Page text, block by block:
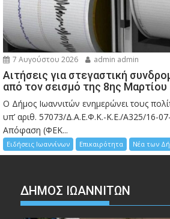
7 Αυγούστου 2026 admin admin
Αιτήσεις για στεγαστική
από τον σεισμό της 8ης Μαρτίου
Ο Δήμος Ιωαννιτών ενημερώνει τους
υπ’ αριθ. 57073/Δ.Α.Ε.Φ.Κ.-Κ.Ε./Α325/16-
Απόφαση (ΦΕΚ...
Ειδήσεις Ιωαννίνων Επικαιρότητα Νέα των
ΔΗΜΟΣ ΙΩΑΝΝΙΤΩΝ